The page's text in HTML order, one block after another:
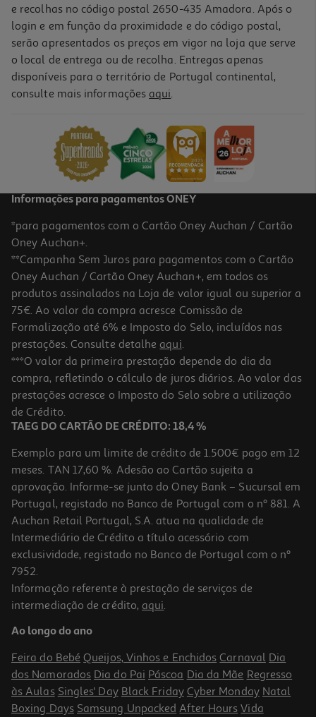
Champô Sólido Lola Morte Súbita Esfolia 100g
4.5 (140)
Champô Klorane Manga 400ml
47.25 €/Lt
18,90 €
-10%
Champô Luna Repair 50ml
5.4 €/un
5,40 €
Promoção
e recolhas no código postal 2650-435 Amadora. Após o
login e em função da proximidade e do código postal,
serão apresentados os preços em vigor na loja que serve
o local de entrega ou de recolha. Entregas apenas
disponíveis para o território de Portugal continental,
consulte mais informações aqui.
Informações para pagamentos ONEY
*para pagamentos com o Cartão Oney Auchan / Cartão
Oney Auchan+.
**Campanha Sem Juros para pagamentos com o Cartão
Oney Auchan / Cartão Oney Auchan+, em todos os
produtos assinalados na Loja de valor igual ou superior a
75€. Ao valor da compra acresce Comissão de
Formalização até 6% e Imposto do Selo, incluídos nas
prestações. Consulte detalhe aqui.
***O valor da primeira prestação depende do dia da
compra, refletindo o cálculo de juros diários. Ao valor das
prestações acresce o Imposto do Selo sobre a utilização
de Crédito.
TAEG DO CARTÃO DE CRÉDITO: 18,4 %
Exemplo para um limite de crédito de 1.500€ pago em 12
meses. TAN 17,60 %. Adesão ao Cartão sujeita a
aprovação. Informe-se junto do Oney Bank – Sucursal em
Portugal, registado no Banco de Portugal com o nº 881. A
Auchan Retail Portugal, S.A. atua na qualidade de
Intermediário de Crédito a título acessório com
exclusividade, registado no Banco de Portugal com o nº
7952.
Informação referente à prestação de serviços de
intermediação de crédito, aqui.
Ao longo do ano
Feira do Bebé Queijos, Vinhos e Enchidos Carnaval Dia
dos Namorados Dia do Pai Páscoa Dia da Mãe Regresso
às Aulas Singles' Day Black Friday Cyber Monday Natal
Boxing Days Samsung Unpacked After Hours Vida